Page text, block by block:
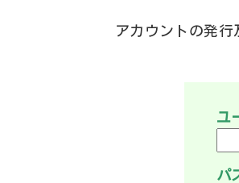
アカウントの発行
ユ
パ